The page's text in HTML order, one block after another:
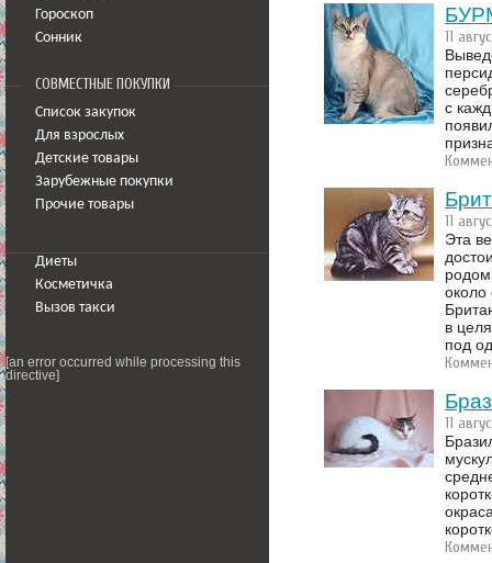
Гороскоп
Сонник
СОВМЕСТНЫЕ ПОКУПКИ
Список закупок
Для взрослых
Детские товары
Зарубежные покупки
Прочие товары
Диеты
Косметичка
Вызов такси
[an error occurred while processing this
directive]
11
с
11
Эта
около
в
под
11